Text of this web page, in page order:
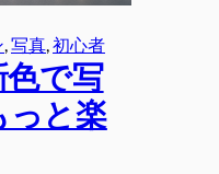
写真 初心者
で写
っと楽